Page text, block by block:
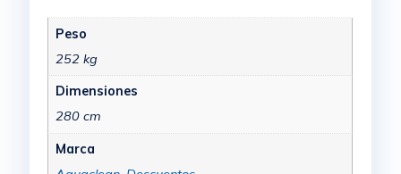
Peso
252 kg
Dimensiones
280 cm
Marca